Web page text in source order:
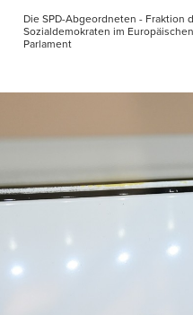
Die SPD-Abgeordneten - Fraktion
Sozialdemokraten im Europäischen
Parlament